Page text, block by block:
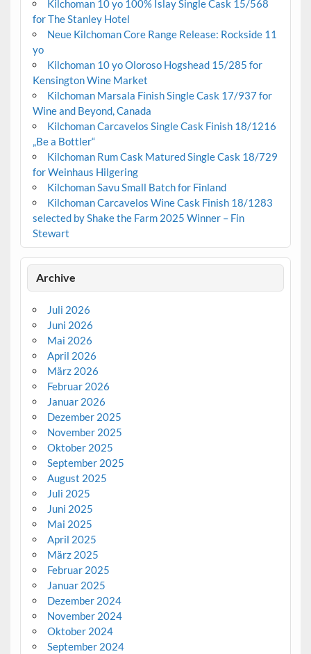
Kilchoman 10 yo 100% Islay Single Cask 15/568
for The Stanley Hotel
Neue Kilchoman Core Range Release: Rockside 11
yo
Kilchoman 10 yo Oloroso Hogshead 15/285 for
Kensington Wine Market
Kilchoman Marsala Finish Single Cask 17/937 for
Wine and Beyond, Canada
Kilchoman Carcavelos Single Cask Finish 18/1216
„Be a Bottler“
Kilchoman Rum Cask Matured Single Cask 18/729
for Weinhaus Hilgering
Kilchoman Savu Small Batch for Finland
Kilchoman Carcavelos Wine Cask Finish 18/1283
selected by Shake the Farm 2025 Winner – Fin
Stewart
Archive
Juli 2026
Juni 2026
Mai 2026
April 2026
März 2026
Februar 2026
Januar 2026
Dezember 2025
November 2025
Oktober 2025
September 2025
August 2025
Juli 2025
Juni 2025
Mai 2025
April 2025
März 2025
Februar 2025
Januar 2025
Dezember 2024
November 2024
Oktober 2024
September 2024